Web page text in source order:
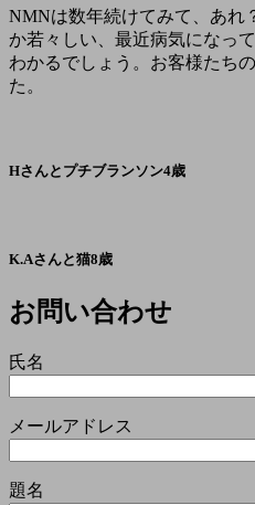
NMNは数年続けてみて、あれ
か若々しい、最近病気になっ
わかるでしょう。お客様たち
た。
Hさんとプチブランソン4歳
K.Aさんと猫8歳
お問い合わせ
氏名
メールアドレス
題名